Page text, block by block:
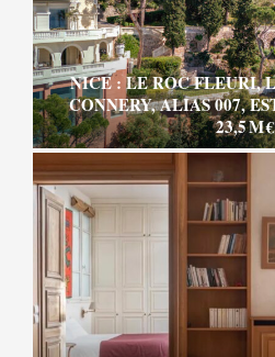
NICE : LE ROC FLEURI,
CONNERY, ALIAS 007,
23,5 M €